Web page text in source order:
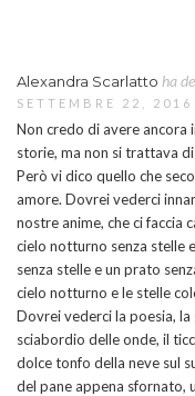
Alexandra Scarlatto ha
SETTEMBRE 22,
Non credo di avere
storie, ma non si trattava
Però vi dico quello che
amore. Dovrei vederci
nostre anime, che ci faccia
cielo notturno senza stelle
senza stelle e un prato
cielo notturno e le stelle
Dovrei vederci la poesia, la
sciabordio delle onde, il
dolce tonfo della neve sul
del pane appena sfornato,